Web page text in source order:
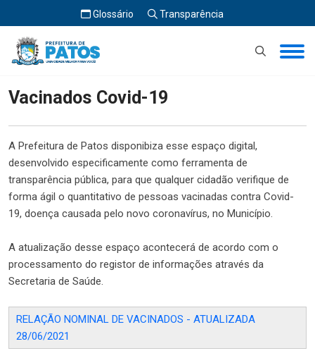
Glossário Transparência
Início Vacinados Covid-19
Vacinados Covid-19
A Prefeitura de Patos disponibiza esse espaço digital,
desenvolvido especificamente como ferramenta de
transparência pública, para que qualquer cidadão verifique de
forma ágil o quantitativo de pessoas vacinadas contra Covid-
19, doença causada pelo novo coronavírus, no Município.
A atualização desse espaço acontecerá de acordo com o
processamento do registor de informações através da
Secretaria de Saúde.
RELAÇÃO NOMINAL DE VACINADOS - ATUALIZADA
28/06/2021